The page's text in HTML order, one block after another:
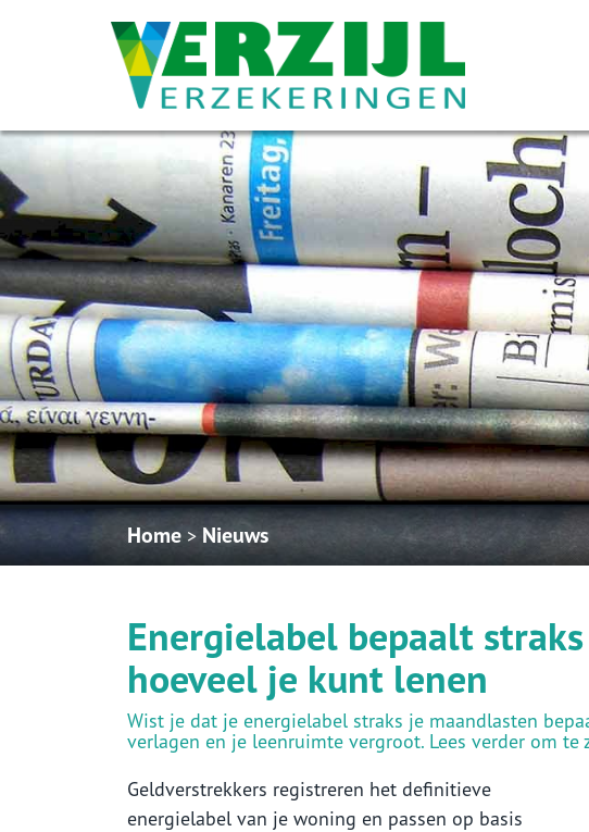
Home > Nieuws
Energielabel bepaalt
hoeveel je kunt lenen
Wist je dat je energielabel straks je maandlasten
verlagen en je leenruimte vergroot. Lees verder om
Geldverstrekkers registreren het definitieve
energielabel van je woning en passen op basis